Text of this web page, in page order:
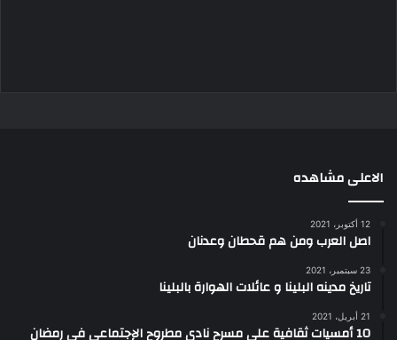
الاعلى مشاهده
12 أكتوبر، 2021
اصل العرب ومن هم قحطان وعدنان
23 سبتمبر، 2021
تاريخ مدينه البلينا و عائلات الهوارة بالبلينا
21 أبريل، 2021
10 أمسيات ثقافية علي مسرح نادي مطروح الإجتماعي في رمضان